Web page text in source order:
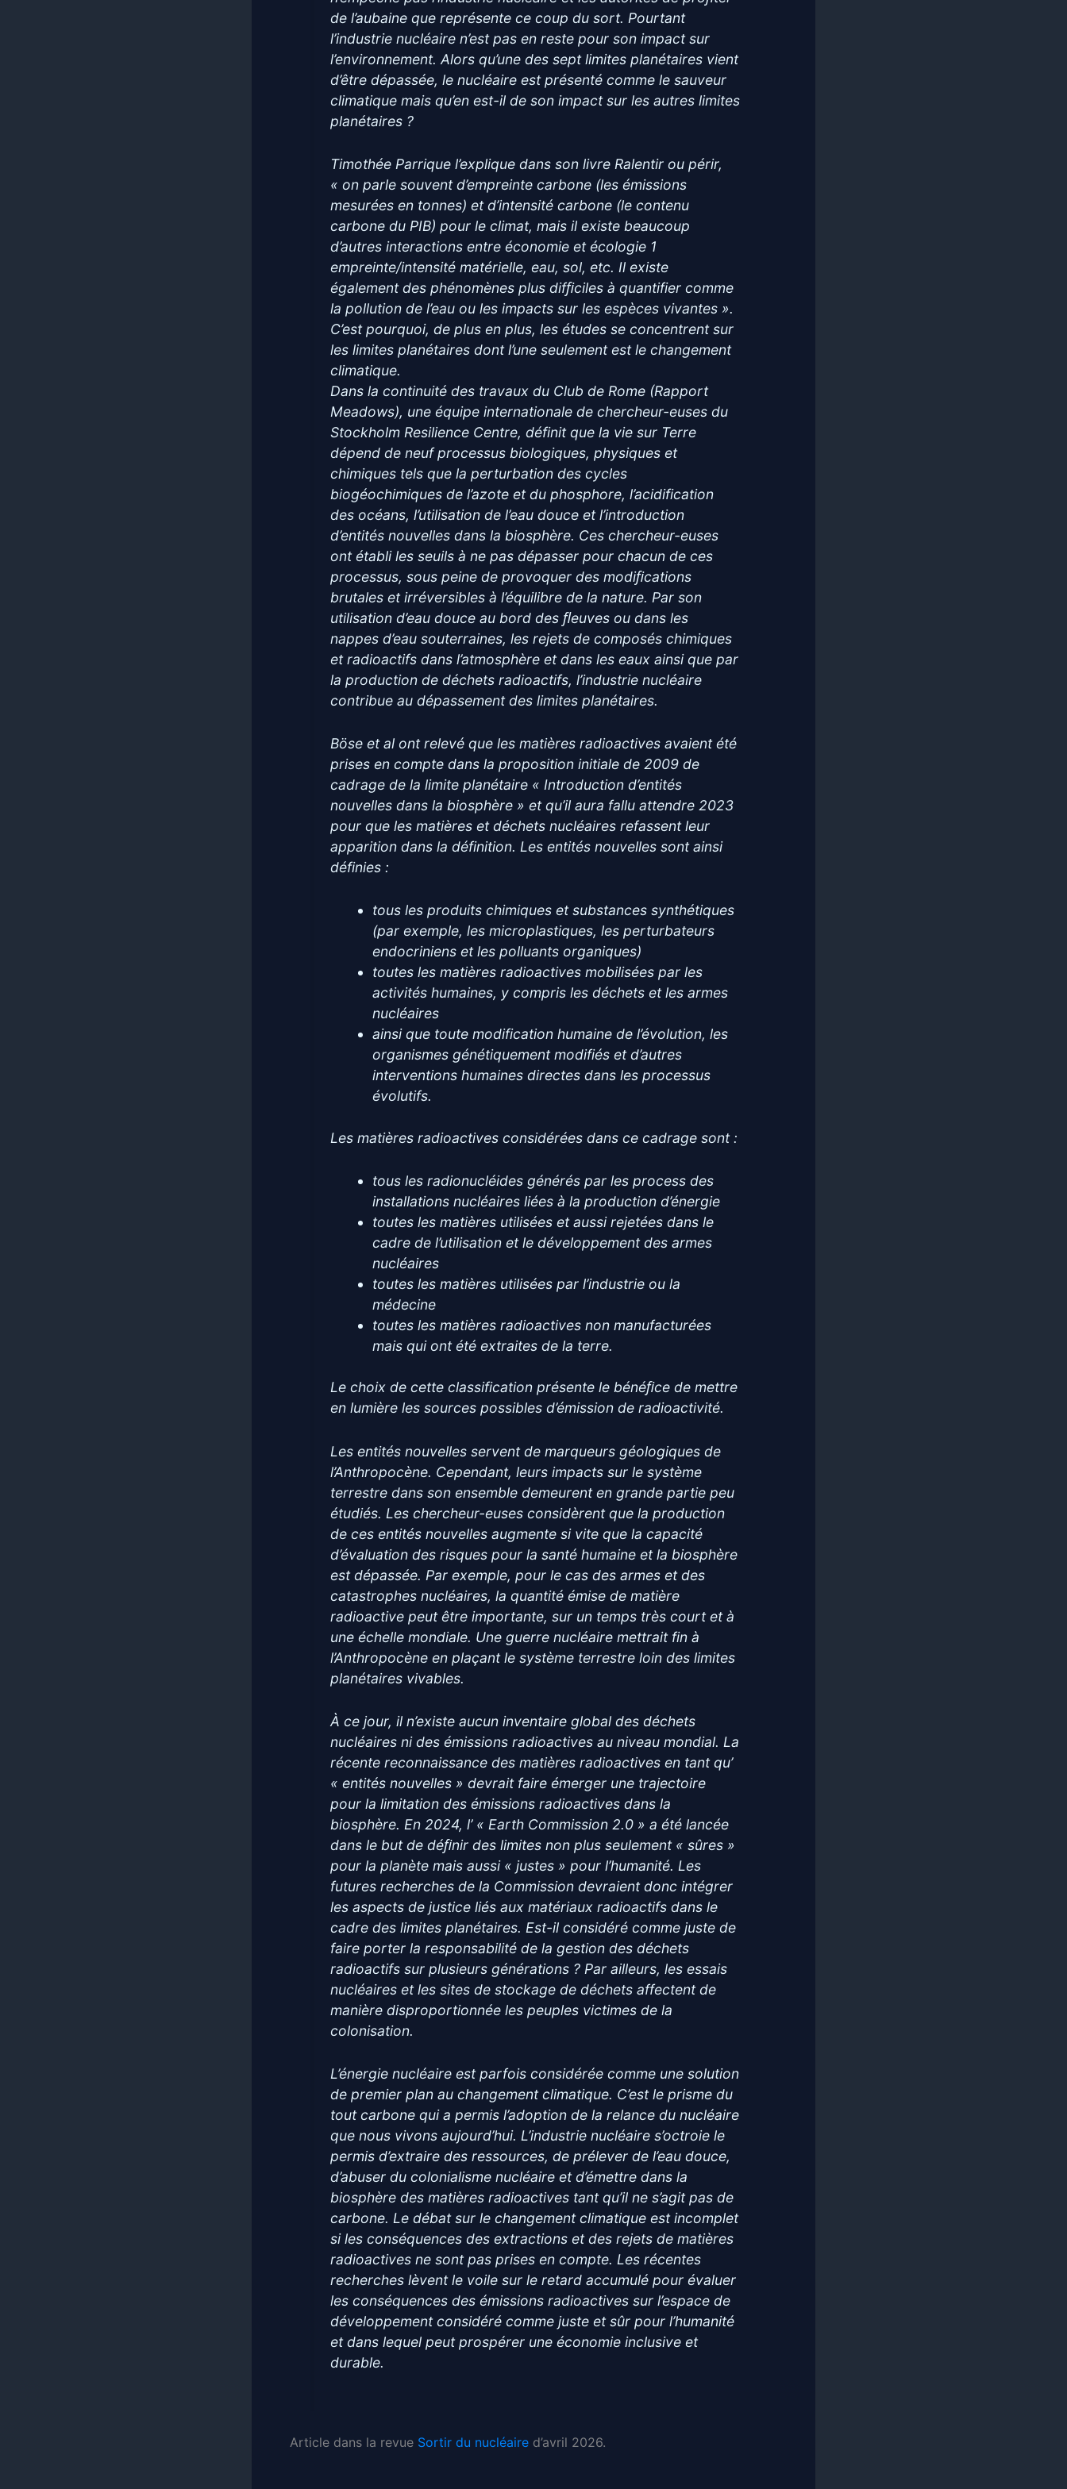
de l’aubaine que représente ce coup du sort. Pourtant
l’industrie nucléaire n’est pas en reste pour son impact sur
l’environnement. Alors qu’une des sept limites planétaires vient
d’être dépassée, le nucléaire est présenté comme le sauveur
climatique mais qu’en est-il de son impact sur les autres limites
planétaires ?
Timothée Parrique l’explique dans son livre Ralentir ou périr,
« on parle souvent d’empreinte carbone (les émissions
mesurées en tonnes) et d’intensité carbone (le contenu
carbone du PIB) pour le climat, mais il existe beaucoup
d’autres interactions entre économie et écologie 1
empreinte/intensité matérielle, eau, sol, etc. Il existe
également des phénomènes plus difﬁciles à quantifier comme
la pollution de l’eau ou les impacts sur les espèces vivantes ».
C’est pourquoi, de plus en plus, les études se concentrent sur
les limites planétaires dont l’une seulement est le changement
climatique.
Dans la continuité des travaux du Club de Rome (Rapport
Meadows), une équipe internationale de chercheur-euses du
Stockholm Resilience Centre, définit que la vie sur Terre
dépend de neuf processus biologiques, physiques et
chimiques tels que la perturbation des cycles
biogéochimiques de l’azote et du phosphore, l’acidification
des océans, l’utilisation de l’eau douce et l’introduction
d’entités nouvelles dans la biosphère. Ces chercheur-euses
ont établi les seuils à ne pas dépasser pour chacun de ces
processus, sous peine de provoquer des modiﬁcations
brutales et irréversibles à l’équilibre de la nature. Par son
utilisation d’eau douce au bord des ﬂeuves ou dans les
nappes d’eau souterraines, les rejets de composés chimiques
et radioactifs dans l’atmosphère et dans les eaux ainsi que par
la production de déchets radioactifs, l’industrie nucléaire
contribue au dépassement des limites planétaires.
Böse et al ont relevé que les matières radioactives avaient été
prises en compte dans la proposition initiale de 2009 de
cadrage de la limite planétaire « Introduction d’entités
nouvelles dans la biosphère » et qu’il aura fallu attendre 2023
pour que les matières et déchets nucléaires refassent leur
apparition dans la définition. Les entités nouvelles sont ainsi
définies :
tous les produits chimiques et substances synthétiques
(par exemple, les microplastiques, les perturbateurs
endocriniens et les polluants organiques)
toutes les matières radioactives mobilisées par les
activités humaines, y compris les déchets et les armes
nucléaires
ainsi que toute modification humaine de l’évolution, les
organismes génétiquement modifiés et d’autres
interventions humaines directes dans les processus
évolutifs.
Les matières radioactives considérées dans ce cadrage sont :
tous les radionucléides générés par les process des
installations nucléaires liées à la production d’énergie
toutes les matières utilisées et aussi rejetées dans le
cadre de l’utilisation et le développement des armes
nucléaires
toutes les matières utilisées par l’industrie ou la
médecine
toutes les matières radioactives non manufacturées
mais qui ont été extraites de la terre.
Le choix de cette classification présente le bénéﬁce de mettre
en lumière les sources possibles d’émission de radioactivité.
Les entités nouvelles servent de marqueurs géologiques de
l’Anthropocène. Cependant, leurs impacts sur le système
terrestre dans son ensemble demeurent en grande partie peu
étudiés. Les chercheur-euses considèrent que la production
de ces entités nouvelles augmente si vite que la capacité
d’évaluation des risques pour la santé humaine et la biosphère
est dépassée. Par exemple, pour le cas des armes et des
catastrophes nucléaires, la quantité émise de matière
radioactive peut être importante, sur un temps très court et à
une échelle mondiale. Une guerre nucléaire mettrait fin à
l’Anthropocène en plaçant le système terrestre loin des limites
planétaires vivables.
À ce jour, il n’existe aucun inventaire global des déchets
nucléaires ni des émissions radioactives au niveau mondial. La
récente reconnaissance des matières radioactives en tant qu’
« entités nouvelles » devrait faire émerger une trajectoire
pour la limitation des émissions radioactives dans la
biosphère. En 2024, l’ « Earth Commission 2.0 » a été lancée
dans le but de déﬁnir des limites non plus seulement « sûres »
pour la planète mais aussi « justes » pour l’humanité. Les
futures recherches de la Commission devraient donc intégrer
les aspects de justice liés aux matériaux radioactifs dans le
cadre des limites planétaires. Est-il considéré comme juste de
faire porter la responsabilité de la gestion des déchets
radioactifs sur plusieurs générations ? Par ailleurs, les essais
nucléaires et les sites de stockage de déchets affectent de
manière disproportionnée les peuples victimes de la
colonisation.
L’énergie nucléaire est parfois considérée comme une solution
de premier plan au changement climatique. C’est le prisme du
tout carbone qui a permis l’adoption de la relance du nucléaire
que nous vivons aujourd’hui. L’industrie nucléaire s’octroie le
permis d’extraire des ressources, de prélever de l’eau douce,
d’abuser du colonialisme nucléaire et d’émettre dans la
biosphère des matières radioactives tant qu’il ne s’agit pas de
carbone. Le débat sur le changement climatique est incomplet
si les conséquences des extractions et des rejets de matières
radioactives ne sont pas prises en compte. Les récentes
recherches lèvent le voile sur le retard accumulé pour évaluer
les conséquences des émissions radioactives sur l’espace de
développement considéré comme juste et sûr pour l’humanité
et dans lequel peut prospérer une économie inclusive et
durable.
Article dans la revue Sortir du nucléaire d’avril 2026.